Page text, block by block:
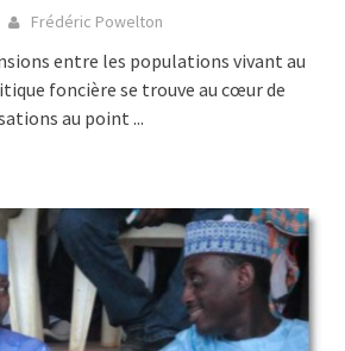
Frédéric Powelton
entre les populations vivant au
foncière se trouve au cœur de
au point ...